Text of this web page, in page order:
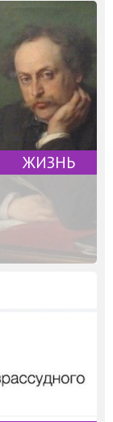
ЖИЗНЬ